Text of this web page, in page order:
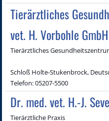
Tierärztliches
vet. H. Vorbohle GmbH
Tierärztliches
Schloß Holte-Stukenbrock,
Telefon: 05207-5500
Dr. med. vet. H.-J.
Tierärztliche Praxis